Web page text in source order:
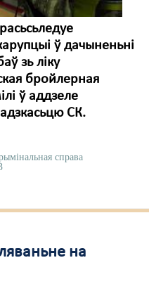
ў дачыненьні
зь ліку
бройлерная
ў аддзеле
СК.
справа
на